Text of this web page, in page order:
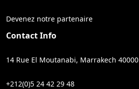
Devenez notre partenaire
Contact Info
14 Rue El Moutanabi, Marrakech 40000
+212(0)5 24 42 29 48